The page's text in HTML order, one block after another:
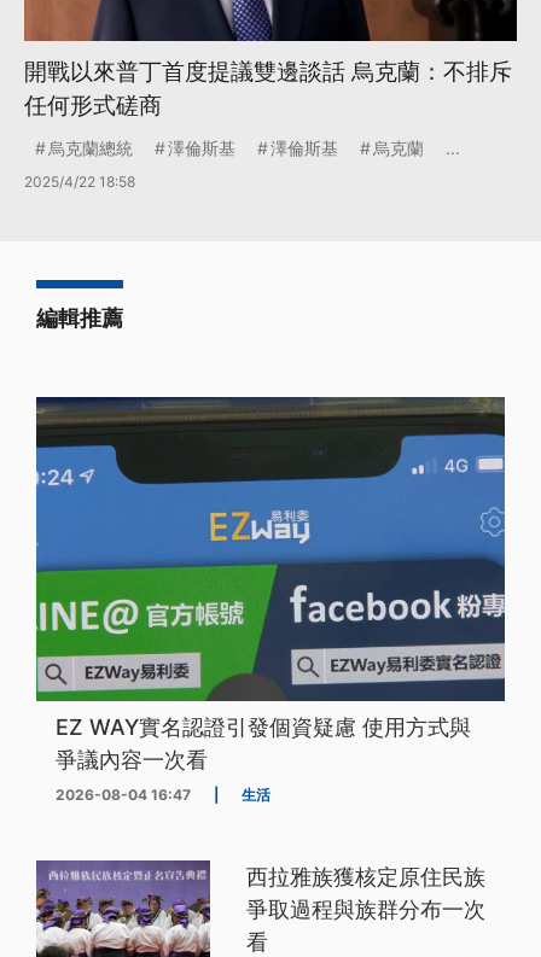
開戰以來普丁首度提議雙邊談話 烏克蘭：不排斥
任何形式磋商
烏克蘭總統 澤倫斯基 澤倫斯基 烏克蘭 ...
2025/4/22 18:58
編輯推薦
EZ WAY實名認證引發個資疑慮 使用方式與
爭議內容一次看
2026-08-04 16:47 生活
西拉雅族獲核定原住民族
爭取過程與族群分布一次
看